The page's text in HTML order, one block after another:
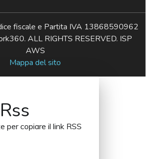
fiscale e Partita IVA 13868590962
ALL RIGHTS RESERVED. ISP
AWS
Mappa del sito
per copiare il link RSS